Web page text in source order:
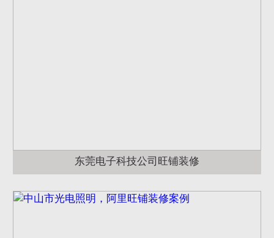
东莞电子科技公司旺铺装修